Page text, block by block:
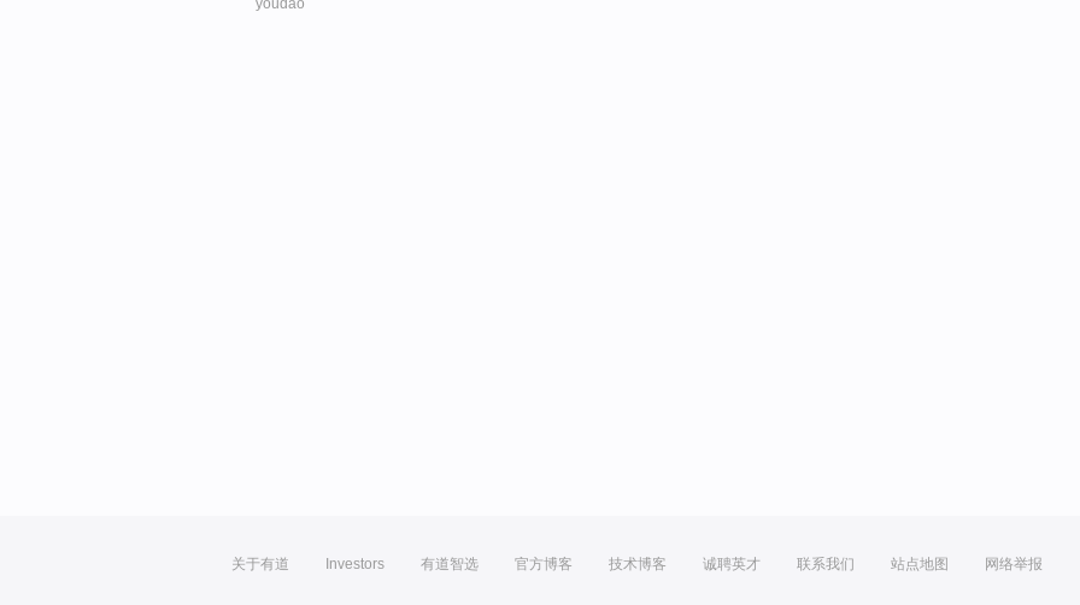
youdao
关于有道 Investors 有道智选 官方博客 技术博客 诚聘英才 联系我们 站点地图 网络举报